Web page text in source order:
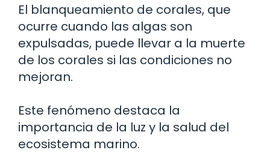
El blanqueamiento de corales, que
ocurre cuando las algas son
expulsadas, puede llevar a la muerte
de los corales si las condiciones no
mejoran.
Este fenómeno destaca la
importancia de la luz y la salud del
ecosistema marino.